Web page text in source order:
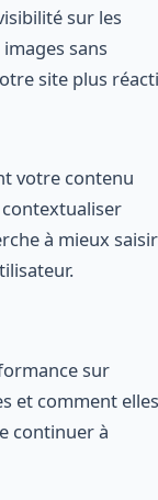
sur les
sans
site plus
votre contenu
à mieux saisir
sur
et comment elles
continuer à